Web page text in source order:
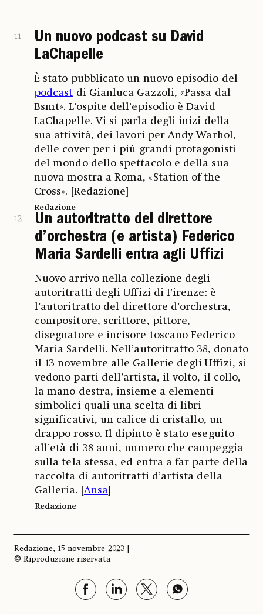
11
Un nuovo podcast su David
LaChapelle
È stato pubblicato un nuovo episodio del
podcast di Gianluca Gazzoli, «Passa dal
Bsmt». L’ospite dell’episodio è David
LaChapelle. Vi si parla degli inizi della
sua attività, dei lavori per Andy Warhol,
delle cover per i più grandi protagonisti
del mondo dello spettacolo e della sua
nuova mostra a Roma, «Station of the
Cross». [Redazione]
Redazione
12
Un autoritratto del direttore
d’orchestra (e artista) Federico
Maria Sardelli entra agli Uffizi
Nuovo arrivo nella collezione degli
autoritratti degli Uffizi di Firenze: è
l’autoritratto del direttore d’orchestra,
compositore, scrittore, pittore,
disegnatore e incisore toscano Federico
Maria Sardelli. Nell’autoritratto 38, donato
il 13 novembre alle Gallerie degli Uffizi, si
vedono parti dell’artista, il volto, il collo,
la mano destra, insieme a elementi
simbolici quali una scelta di libri
significativi, un calice di cristallo, un
drappo rosso. Il dipinto è stato eseguito
all’età di 38 anni, numero che campeggia
sulla tela stessa, ed entra a far parte della
raccolta di autoritratti d’artista della
Galleria. [Ansa
Redazione
Redazione, 15 novembre 2023 |
© Riproduzione riservata